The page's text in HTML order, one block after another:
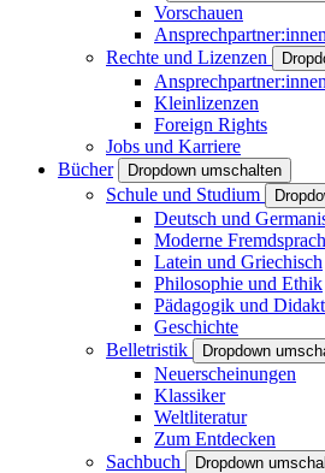
Vorschauen
Ansprechpartner:innen
Rechte und Lizenzen
Ansprechpartner:innen
Kleinlizenzen
Foreign Rights
Jobs und Karriere
Bücher
Dropdown umschalten
Schule und Studium
Deutsch und
Moderne
Latein und Griechisch
Philosophie und Ethik
Pädagogik und
Geschichte
Belletristik
Dropdown
Neuerscheinungen
Klassiker
Weltliteratur
Zum Entdecken
Sachbuch
Dropdown